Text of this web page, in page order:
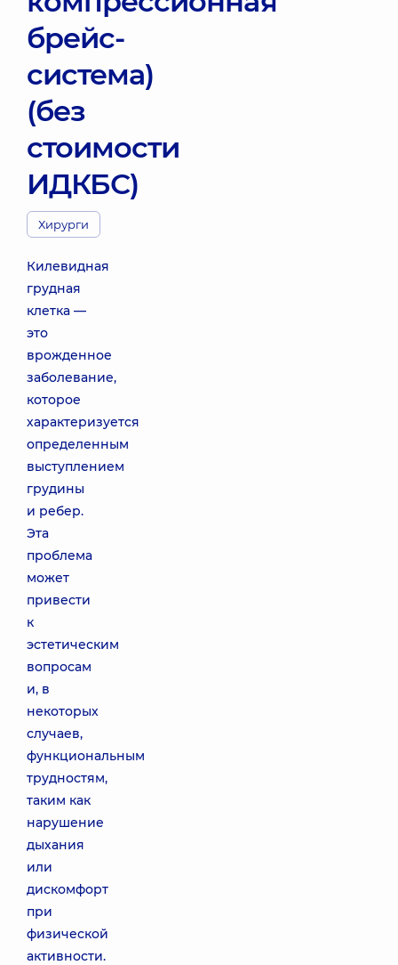
брейс-
система)
(без
стоимости
ИДКБС)
Хирурги
Килевидная
грудная
клетка —
это
врожденное
заболевание,
которое
характеризуется
определенным
выступлением
грудины
и ребер.
Эта
проблема
может
привести
к
эстетическим
вопросам
и, в
некоторых
случаев,
функциональным
трудностям,
таким как
нарушение
дыхания
или
дискомфорт
при
физической
активности.